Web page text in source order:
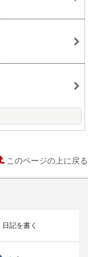
このページの上に戻る
日記を書く